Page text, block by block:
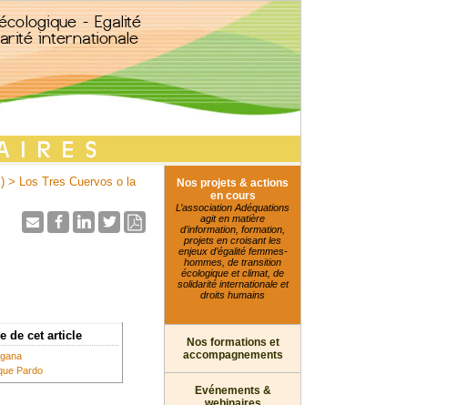
Nos projets & actions
en cours
L’association Adéquations
agit en matière
d’information, formation,
projets en croisant les
enjeux d’égalité femmes-
hommes, de transition
écologique et climat, de
solidarité internationale et
droits humains
Nos formations et
accompagnements
Evénements &
> Los Tres Cuervos o la
de cet article
Pardo